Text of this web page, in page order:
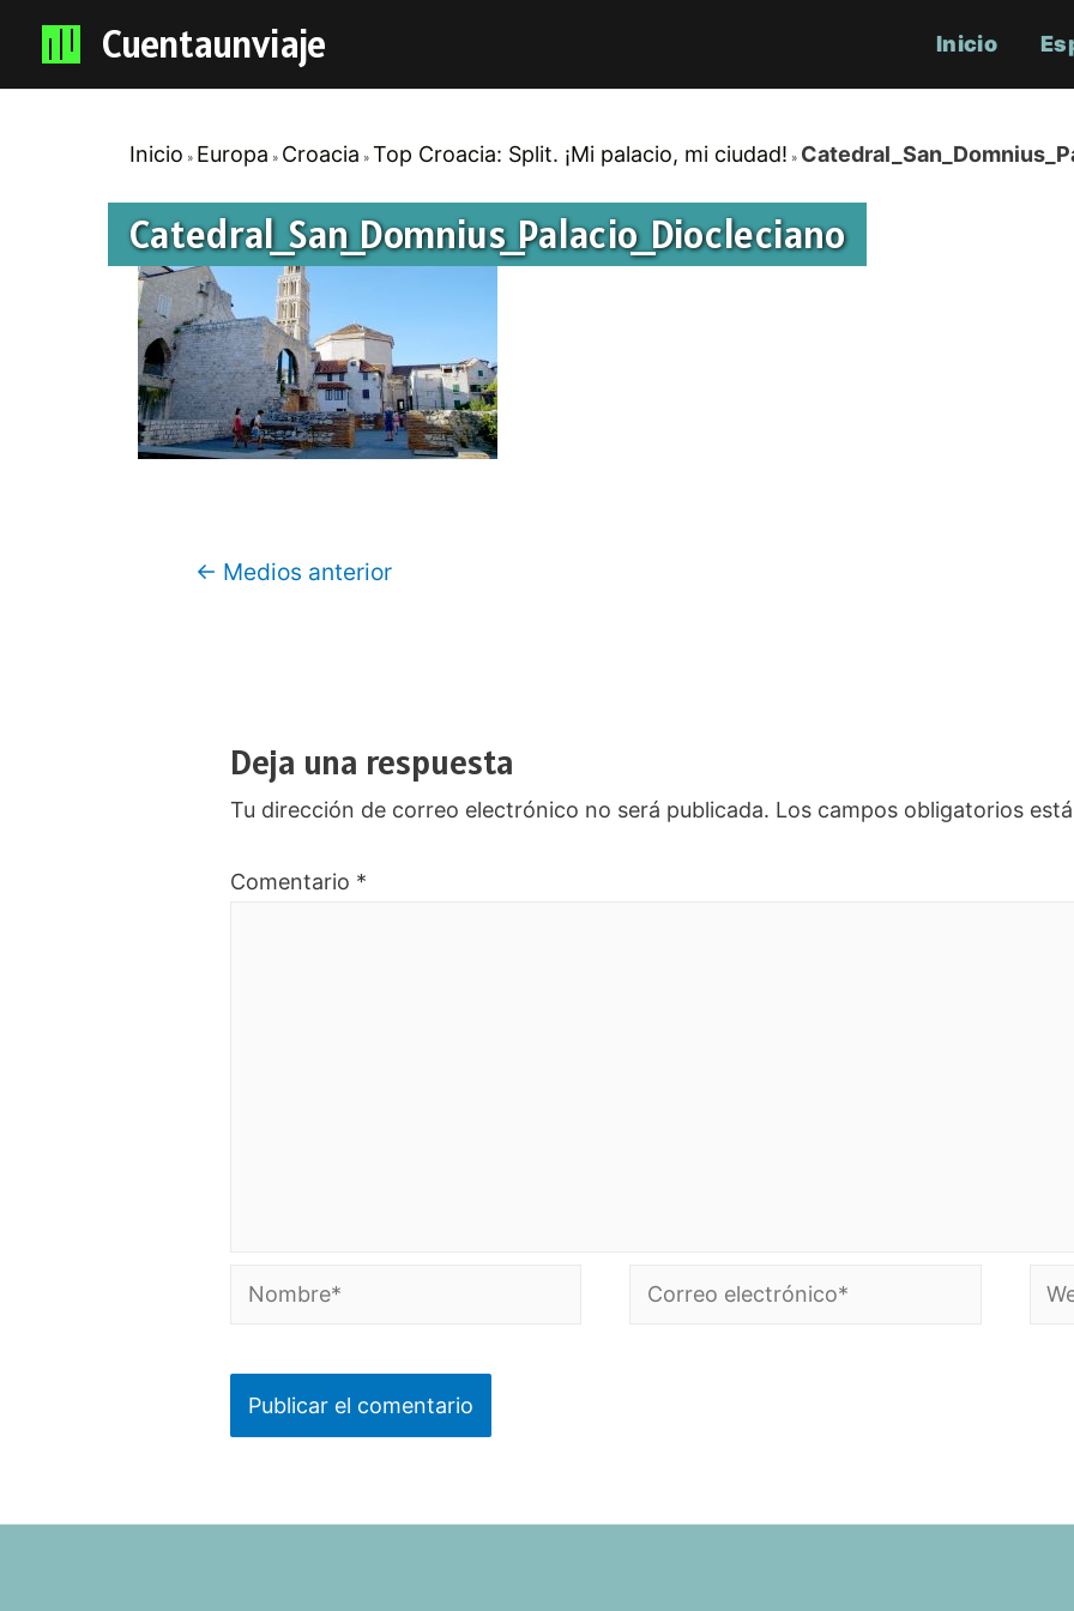
Cuentaunviaje Inicio
Inicio Europa Croacia Top Croacia: Split. ¡Mi palacio, mi ciudad!
Catedral_San_Domnius_Palacio_Diocleciano
Navegación
← Medios anterior
Deja una respuesta
Tu dirección de correo electrónico no será publicada. Los campos obligatorios
Comentario *
Nombre*
Correo
Web